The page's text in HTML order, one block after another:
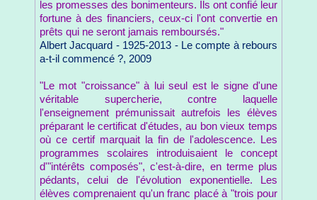
les promesses des bonimenteurs. Ils ont confié leur
fortune à des financiers, ceux-ci l'ont convertie en
prêts qui ne seront jamais remboursés."
Albert Jacquard - 1925-2013 - Le compte à rebours
a-t-il commencé ?, 2009
"Le mot "croissance" à lui seul est le signe d'une
véritable supercherie, contre laquelle
l'enseignement prémunissait autrefois les élèves
préparant le certificat d'études, au bon vieux temps
où ce certif marquait la fin de l'adolescence. Les
programmes scolaires introduisaient le concept
d'"intérêts composés", c'est-à-dire, en terme plus
pédants, celui de l'évolution exponentielle. Les
élèves comprenaient qu'un franc placé à "trois pour